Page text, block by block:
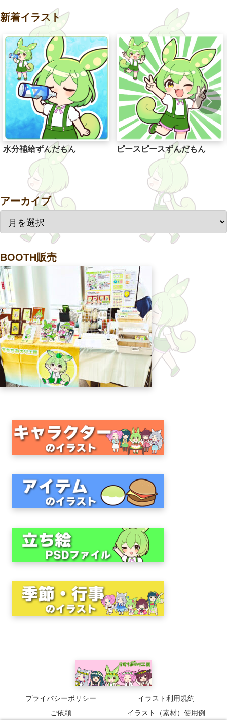
新着イラスト
水分補給ずんだもん ピースピースずんだもん
アーカイブ
BOOTH販売
プライバシーポリシー
イラスト利用規約
ご依頼
イラスト（素材）使用例